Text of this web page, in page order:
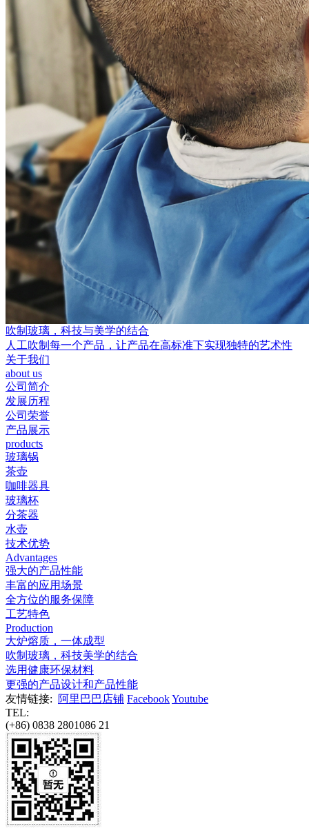
吹制玻璃，科技与美学的结合
人工吹制每一个产品，让产品在高标准下实现独特的艺术性
关于我们
about us
公司简介
发展历程
公司荣誉
产品展示
products
玻璃锅
茶壶
咖啡器具
玻璃杯
分茶器
水壶
技术优势
Advantages
强大的产品性能
丰富的应用场景
全方位的服务保障
工艺特色
Production
大炉熔质，一体成型
吹制玻璃，科技美学的结合
选用健康环保材料
更强的产品设计和产品性能
友情链接:
阿里巴巴店铺 FacebookYoutube
TEL:
(+86) 0838 2801086 21